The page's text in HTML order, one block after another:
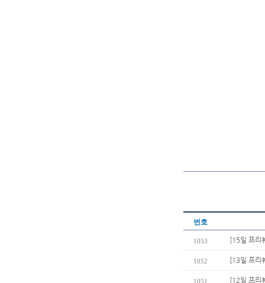
번호
1053 [15일 프리
1052 [13일 프리
1051 [12일 프리